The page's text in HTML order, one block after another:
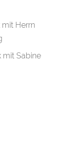
mit Herrn
mit Sabine